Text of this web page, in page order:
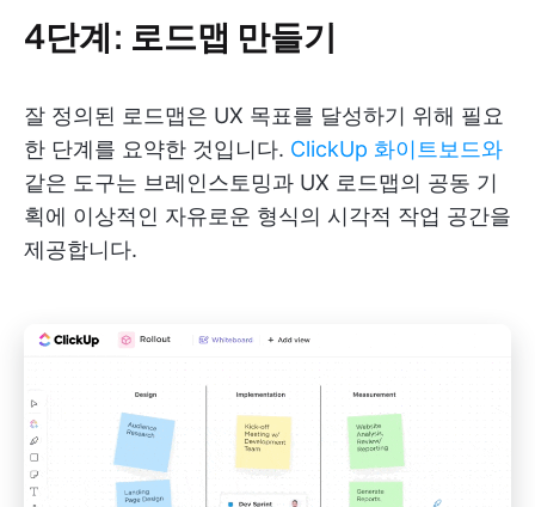
4단계: 로드맵 만들기
잘 정의된 로드맵은 UX 목표를 달성하기 위해 필요
한 단계를 요약한 것입니다. ClickUp 화이트보드와
같은 도구는 브레인스토밍과 UX 로드맵의 공동 기
획에 이상적인 자유로운 형식의 시각적 작업 공간을
제공합니다.